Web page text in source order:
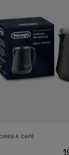
À CAFÉ